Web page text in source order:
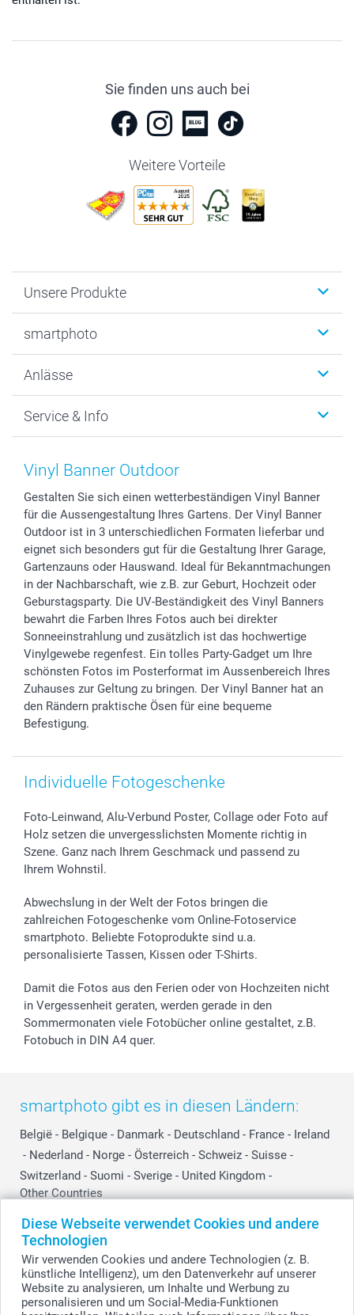
Diese Webseite verwendet Cookies und andere
Technologien
Wir verwenden Cookies und andere Technologien (z. B.
künstliche Intelligenz), um den Datenverkehr auf unserer
Website zu analysieren, um Inhalte und Werbung zu
personalisieren und um Social-Media-Funktionen
Sie finden uns auch bei
Weitere Vorteile
Unsere Produkte
Fotogeschenke
MyNameBook
Fotoabzüge, Fotos als Buch & Poster
Zubehör & Material
Foto-Kalender & Agenden
Sticker & Etiketten
Geschenk-Gutscheine (PDF)
smartphoto
Warum smartphoto
Datenschutz
AGB
Impressum
Presse
Partnerprogramme
Investor Relations
B2B smartbusiness
Widerrufsrecht
Anlässe
Neujahr
Muttertag
Vatertag
Kommunion & Konfirmation
Hochzeit
Geburtstag
Geburt
Zu allen Anlässen
Service & Info
Preise und Versandkosten
Lieferfristen
48h Lieferung
Zahlungsmöglichkeiten
Anmelden /Registrieren
Sitemap
Status der Bestellung
smartfriends
smartgarantie
smartbonus
Vinyl Banner Outdoor
Gestalten Sie sich einen wetterbeständigen Vinyl Banner
für die Aussengestaltung Ihres Gartens. Der Vinyl Banner
Outdoor ist in 3 unterschiedlichen Formaten lieferbar und
eignet sich besonders gut für die Gestaltung Ihrer Garage,
Gartenzauns oder Hauswand. Ideal für Bekanntmachungen
in der Nachbarschaft, wie z.B. zur Geburt, Hochzeit oder
Geburstagsparty. Die UV-Beständigkeit des Vinyl Banners
bewahrt die Farben Ihres Fotos auch bei direkter
Sonneeinstrahlung und zusätzlich ist das hochwertige
Vinylgewebe regenfest. Ein tolles Party-Gadget um Ihre
schönsten Fotos im Posterformat im Aussenbereich Ihres
Zuhauses zur Geltung zu bringen. Der Vinyl Banner hat an
den Rändern praktische Ösen für eine bequeme
Befestigung.
Individuelle Fotogeschenke
Foto-Leinwand, Alu-Verbund Poster, Collage oder Foto auf
Holz setzen die unvergesslichsten Momente richtig in
Szene. Ganz nach Ihrem Geschmack und passend zu
Ihrem Wohnstil.
Abwechslung in der Welt der Fotos bringen die
zahlreichen Fotogeschenke vom Online-Fotoservice
smartphoto. Beliebte Fotoprodukte sind u.a.
personalisierte Tassen, Kissen oder T-Shirts.
Damit die Fotos aus den Ferien oder von Hochzeiten nicht
in Vergessenheit geraten, werden gerade in den
Sommermonaten viele Fotobücher online gestaltet, z.B.
Fotobuch in DIN A4 quer.
smartphoto gibt es in diesen Ländern:
België - Belgique - Danmark - Deutschland - France - Ireland
- Nederland - Norge - Österreich - Schweiz - Suisse -
Switzerland - Suomi - Sverige - United Kingdom -
Other Countries
Alle Preise verstehen sich in Schweizer Franken (CHF) inkl. MwSt. und zzgl.
Versandkosten.